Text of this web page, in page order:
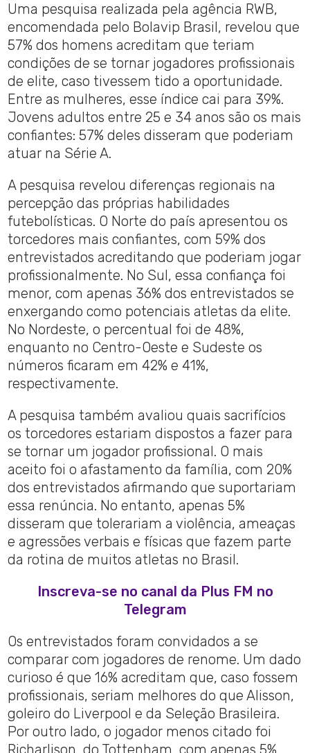
Uma pesquisa realizada pela agência RWB,
encomendada pelo Bolavip Brasil, revelou que
57% dos homens acreditam que teriam
condições de se tornar jogadores profissionais
de elite, caso tivessem tido a oportunidade.
Entre as mulheres, esse índice cai para 39%.
Jovens adultos entre 25 e 34 anos são os mais
confiantes: 57% deles disseram que poderiam
atuar na Série A.
A pesquisa revelou diferenças regionais na
percepção das próprias habilidades
futebolísticas. O Norte do país apresentou os
torcedores mais confiantes, com 59% dos
entrevistados acreditando que poderiam jogar
profissionalmente. No Sul, essa confiança foi
menor, com apenas 36% dos entrevistados se
enxergando como potenciais atletas da elite.
No Nordeste, o percentual foi de 48%,
enquanto no Centro-Oeste e Sudeste os
números ficaram em 42% e 41%,
respectivamente.
A pesquisa também avaliou quais sacrifícios
os torcedores estariam dispostos a fazer para
se tornar um jogador profissional. O mais
aceito foi o afastamento da família, com 20%
dos entrevistados afirmando que suportariam
essa renúncia. No entanto, apenas 5%
disseram que tolerariam a violência, ameaças
e agressões verbais e físicas que fazem parte
da rotina de muitos atletas no Brasil.
Inscreva-se no canal da Plus FM no
Telegram
Os entrevistados foram convidados a se
comparar com jogadores de renome. Um dado
curioso é que 16% acreditam que, caso fossem
profissionais, seriam melhores do que Alisson,
goleiro do Liverpool e da Seleção Brasileira.
Por outro lado, o jogador menos citado foi